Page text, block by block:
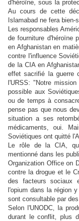
d'héroïne, sous la
Au cours de cette
Islamabad ne fera
Les responsables
de fourniture d'héroïne
en Afghanistan en
contre l'influence
de la CIA en
effet sacrifié la guerre
l'URSS: "Notre
possible aux
ou de temps à
pense pas que nous
situation a ses
médicaments, oui.
Soviétiques ont quitté
Le rôle de la CIA,
mentionné dans les
Organization Office on
contre la drogue et le
des facteurs sociaux
l'opium dans la région
sont consultable par
Selon l'UNODC, la
durant le conflit, plus